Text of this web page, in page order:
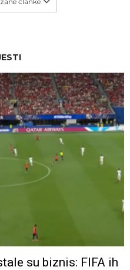
su biznis: FIFA ih